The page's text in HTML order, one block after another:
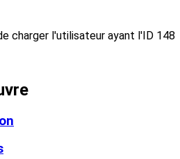
charger l'utilisateur ayant l'ID 148